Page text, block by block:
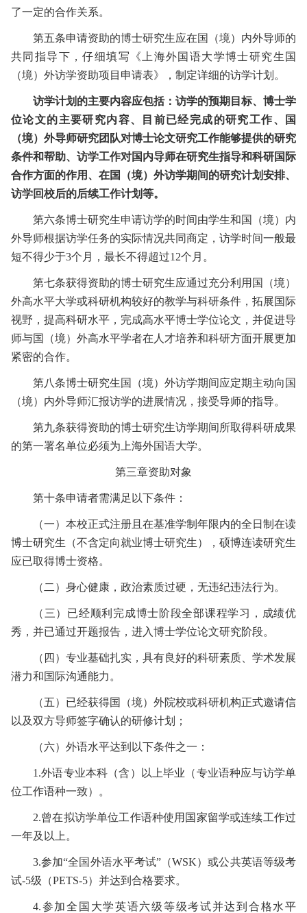
了一定的合作关系。
第五条申请资助的博士研究生应在国（境）内外导师的
共同指导下，仔细填写《上海外国语大学博士研究生国
（境）外访学资助项目申请表》，制定详细的访学计划。
访学计划的主要内容应包括：访学的预期目标、博士学
位论文的主要研究内容、目前已经完成的研究工作、国
（境）外导师研究团队对博士论文研究工作能够提供的研究
条件和帮助、访学工作对国内导师在研究生指导和科研国际
合作方面的作用、在国（境）外访学期间的研究计划安排、
访学回校后的后续工作计划等。
第六条博士研究生申请访学的时间由学生和国（境）内
外导师根据访学任务的实际情况共同商定，访学时间一般最
短不得少于3个月，最长不得超过12个月。
第七条获得资助的博士研究生应通过充分利用国（境）
外高水平大学或科研机构较好的教学与科研条件，拓展国际
视野，提高科研水平，完成高水平博士学位论文，并促进导
师与国（境）外高水平学者在人才培养和科研方面开展更加
紧密的合作。
第八条博士研究生国（境）外访学期间应定期主动向国
（境）内外导师汇报访学的进展情况，接受导师的指导。
第九条获得资助的博士研究生访学期间所取得科研成果
的第一署名单位必须为上海外国语大学。
第三章资助对象
第十条申请者需满足以下条件：
（一） 本校正式注册且在基准学制年限内的全日制在读
博士研究生（不含定向就业博士研究生），硕博连读研究生
应已取得博士资格。
（二） 身心健康， 政治素质过硬，无违纪违法行为。
（三） 已经顺利完成博士阶段全部课程学习，成绩优
秀，并已通过开题报告，进入博士学位论文研究阶段。
（四） 专业基础扎实，具有良好的科研素质、学术发展
潜力和国际沟通能力。
（五） 已经获得国（境）外院校或科研机构正式邀请信
以及双方导师签字确认的研修计划；
（六） 外语水平达到以下条件之一：
1.外语专业本科（含）以上毕业（专业语种应与访学单
位工作语种一致）。
2.曾在拟访学单位工作语种使用国家留学或连续工作过
一年及以上。
3.参加“全国外语水平考试”（WSK）或公共英语等级考
试-5级（PETS-5）并达到合格要求。
4.参加全国大学英语六级等级考试并达到合格水平